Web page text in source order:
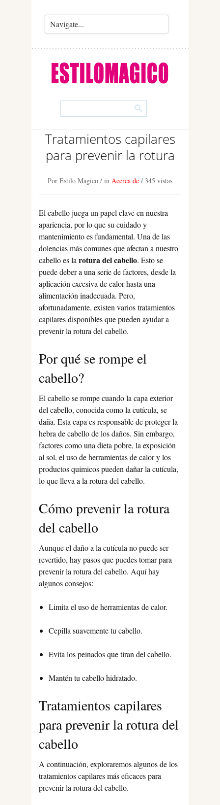
Tratamientos capilares
para prevenir la rotura
Por Estilo Magico / in Acerca de / 345 vistas
El cabello juega un papel clave en nuestra
apariencia, por lo que su cuidado y
mantenimiento es fundamental. Una de las
dolencias más comunes que afectan a nuestro
cabello es larotura del cabello. Esto se
puede deber a una serie de factores, desde la
aplicación excesiva de calor hasta una
alimentación inadecuada. Pero,
afortunadamente, existen varios tratamientos
capilares disponibles que pueden ayudar a
prevenir la rotura del cabello.
Por qué se rompe el
cabello?
El cabello se rompe cuando la capa exterior
del cabello, conocida como la cutícula, se
daña. Esta capa es responsable de proteger la
hebra de cabello de los daños. Sin embargo,
factores como una dieta pobre, la exposición
al sol, el uso de herramientas de calor y los
productos químicos pueden dañar la cutícula,
lo que lleva a la rotura del cabello.
Cómo prevenir la rotura
del cabello
Aunque el daño a la cutícula no puede ser
revertido, hay pasos que puedes tomar para
prevenir la rotura del cabello. Aquí hay
algunos consejos:
Limita el uso de herramientas de calor.
Cepilla suavemente tu cabello.
Evita los peinados que tiran del cabello.
Mantén tu cabello hidratado.
Tratamientos capilares
para prevenir la rotura del
cabello
A continuación, exploraremos algunos de los
tratamientos capilares más eficaces para
prevenir la rotura del cabello.